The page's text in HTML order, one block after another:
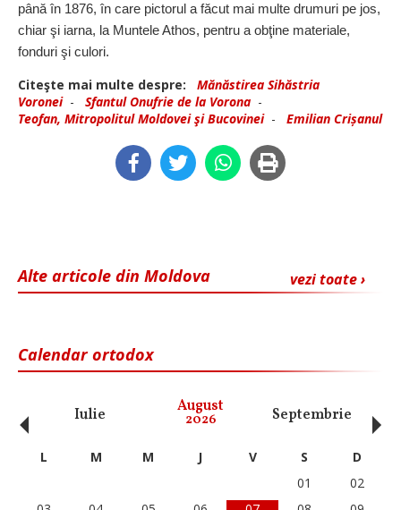
până în 1876, în care pictorul a făcut mai multe drumuri pe jos,
chiar şi iarna, la Muntele Athos, pentru a obţine materiale,
fonduri şi culori.
Citeşte mai multe despre:
Mănăstirea Sihăstria
Voronei- Sfantul Onufrie de la Vorona -
Teofan, Mitropolitul Moldovei şi Bucovinei- Emilian Crișanul
vezi toate ›
Alte articole din Moldova
Calendar ortodox
Iulie August
2026 Septembrie
‹ L M M J V S
D
01
02